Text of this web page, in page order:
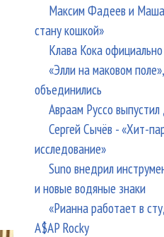
Максим Фадеев и Маша
стану кошкой»
Клава Кока
«Элли на маковом
объединились
Авраам Руссо
Сергей Сычёв - «Хит-
исследование»
Suno внедрил
и новые водяные знаки
«Рианна работает в
A$AP Rocky